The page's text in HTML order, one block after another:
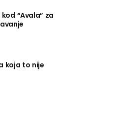
kod “Avala” za
koja to nije